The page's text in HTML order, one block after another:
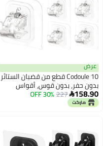
عرض
Codoule 10 قطع من قضبان الستائر
بدون حفر، بدون قوس، أقواس
قضبان الستائر بدون حفر، حاملات
قضبان الستائر اللاصقة ذاتية، بدون
والمطبخ والفندق
158.90
227
30% OFF